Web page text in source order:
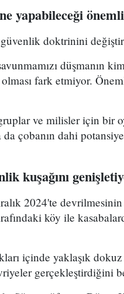
yapabileceği
doktrinini
düşmanın
fark etmiyor.
ve milisler için bir
çobanın dahi
kuşağını
2024'te
köy ile
içinde yaklaşık
gerçekleştirdiğini